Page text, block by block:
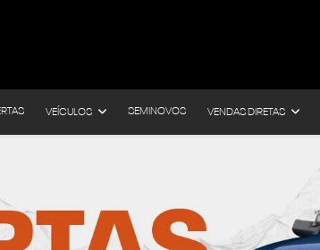
VEÍCULOS SEMINOVOS VENDAS DIRETAS